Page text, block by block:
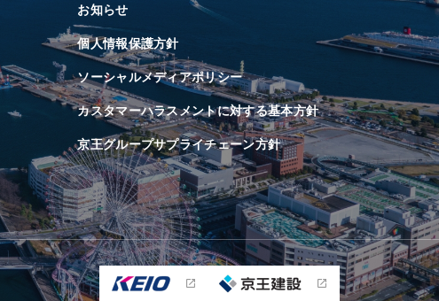
お知らせ
個人情報保護方針
ソーシャルメディアポリシー
カスタマーハラスメントに対する基本方針
京王グループサプライチェーン方針